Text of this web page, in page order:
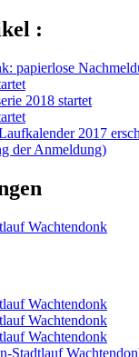
:
papierlose
2018 startet
2017
der Anmeldung)
Wachtendonk
Wachtendonk
Wachtendonk
Wachtendonk
Stadtlauf